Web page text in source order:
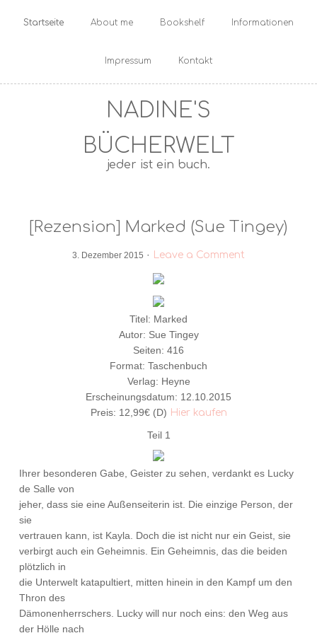
Startseite About me Bookshelf Informationen
Impressum Kontakt
NADINE'S
BÜCHERWELT
jeder ist ein buch.
[Rezension] Marked (Sue Tingey)
3. Dezember 2015 · Leave a Comment
Titel: Marked
Autor: Sue Tingey
Seiten: 416
Format: Taschenbuch
Verlag: Heyne
Erscheinungsdatum: 12.10.2015
Preis: 12,99€ (D) Hier kaufen
Teil 1
Ihrer besonderen Gabe, Geister zu sehen, verdankt es Lucky
de Salle von
jeher, dass sie eine Außenseiterin ist. Die einzige Person, der
sie
vertrauen kann, ist Kayla. Doch die ist nicht nur ein Geist, sie
verbirgt auch ein Geheimnis. Ein Geheimnis, das die beiden
plötzlich in
die Unterwelt katapultiert, mitten hinein in den Kampf um den
Thron des
Dämonenherrschers. Lucky will nur noch eins: den Weg aus
der Hölle nach